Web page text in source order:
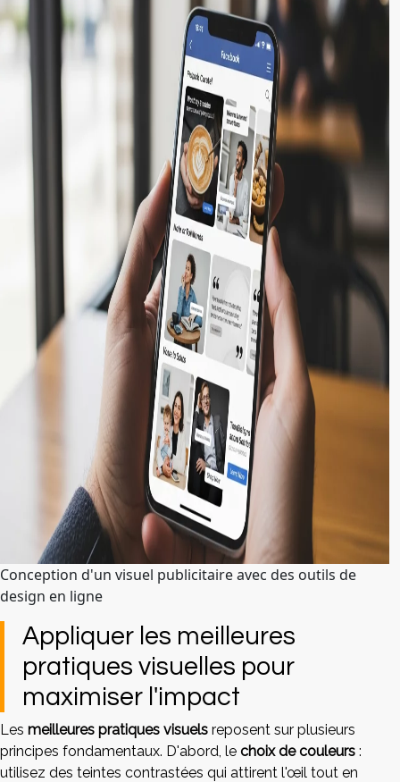
Conception d'un visuel publicitaire avec des outils de
design en ligne
Appliquer les meilleures
pratiques visuelles pour
maximiser l'impact
Les meilleures pratiques visuels reposent sur plusieurs
principes fondamentaux. D'abord, le choix de couleurs :
utilisez des teintes contrastées qui attirent l'œil tout en